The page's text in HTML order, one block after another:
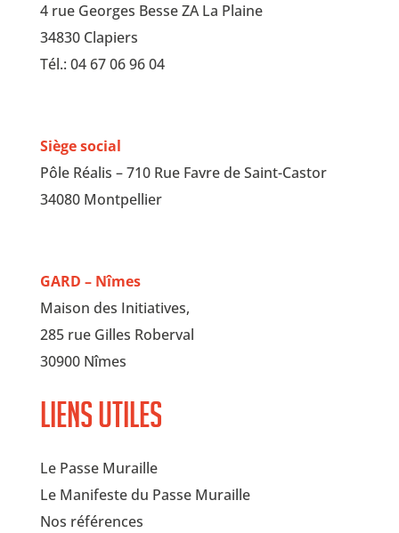
4 rue Georges Besse ZA La Plaine
34830 Clapiers
Tél.: 04 67 06 96 04
Siège social
Pôle Réalis – 710 Rue Favre de Saint-Castor
34080 Montpellier
GARD – Nîmes
Maison des Initiatives,
285 rue Gilles Roberval
30900 Nîmes
Liens utiles
Le Passe Muraille
Le Manifeste du Passe Muraille
Nos références